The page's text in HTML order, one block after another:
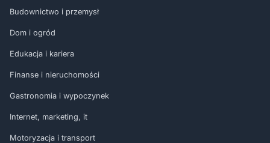
Budownictwo i przemysł
Dom i ogród
Edukacja i kariera
Finanse i nieruchomości
Gastronomia i wypoczynek
Internet, marketing, it
Motoryzacja i transport